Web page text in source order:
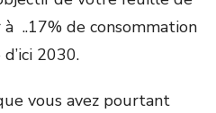
..17% de consommation
2030.
vous avez pourtant